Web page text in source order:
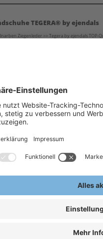
TEGERA® by ejendals
Ziegenleder >> Tegera by ejendals TOP-
Leder eignen sich je nach ihrer
für viele verschiedene Einsatzzwecke vom
Handschuhe - lassen auch Sie sich
zur Seite!